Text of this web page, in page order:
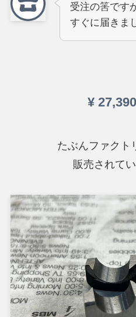
受注の筈です
すぐに届きま
¥
たぶんファクト
販売されて